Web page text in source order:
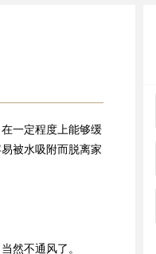
一定程度上能够缓
被水吸附而脱离家
然不通风了。